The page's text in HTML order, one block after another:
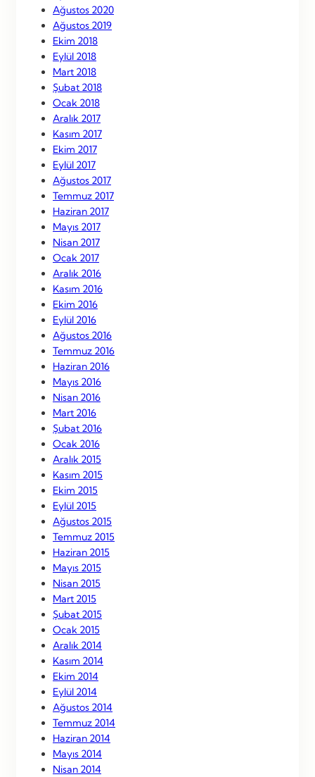
Ağustos 2020
Ağustos 2019
Ekim 2018
Eylül 2018
Mart 2018
Şubat 2018
Ocak 2018
Aralık 2017
Kasım 2017
Ekim 2017
Eylül 2017
Ağustos 2017
Temmuz 2017
Haziran 2017
Mayıs 2017
Nisan 2017
Ocak 2017
Aralık 2016
Kasım 2016
Ekim 2016
Eylül 2016
Ağustos 2016
Temmuz 2016
Haziran 2016
Mayıs 2016
Nisan 2016
Mart 2016
Şubat 2016
Ocak 2016
Aralık 2015
Kasım 2015
Ekim 2015
Eylül 2015
Ağustos 2015
Temmuz 2015
Haziran 2015
Mayıs 2015
Nisan 2015
Mart 2015
Şubat 2015
Ocak 2015
Aralık 2014
Kasım 2014
Ekim 2014
Eylül 2014
Ağustos 2014
Temmuz 2014
Haziran 2014
Mayıs 2014
Nisan 2014